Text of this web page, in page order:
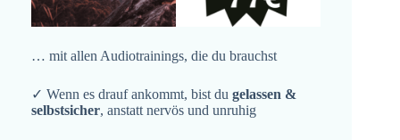
… mit allen Audiotrainings, die du brauchst
✓ Wenn es drauf ankommt, bist du gelassen &
selbstsicher, anstatt nervös und unruhig